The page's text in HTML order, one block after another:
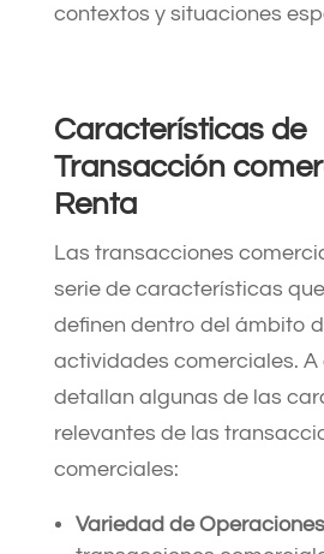
contextos y situaciones
Características de
Transacción
Renta
Las transacciones
serie de características
definen dentro del ámbito
actividades comerciales. A
detallan algunas de las
relevantes de las
comerciales:
Variedad de